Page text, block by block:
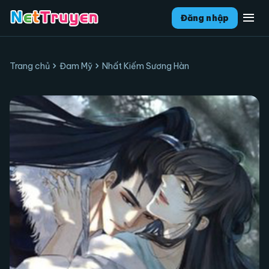
Đăng nhập menu
Trang chủ chevron_right Đam Mỹ chevron_right Nhất Kiếm Sương Hàn